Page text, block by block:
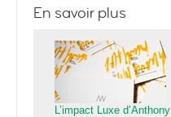
En savoir plus
L’impact Luxe d’Anthony